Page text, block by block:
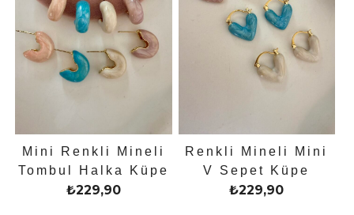
Mini Renkli Mineli
Tombul Halka Küpe
₺229,90
Renkli Mineli Mini
V Sepet Küpe
₺229,90